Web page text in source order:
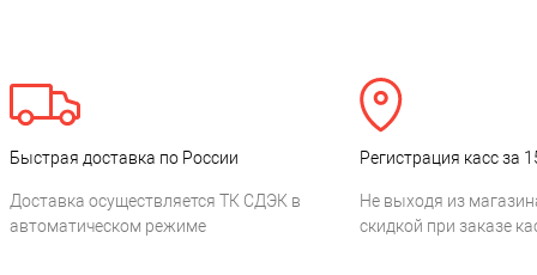
Быстрая доставка по России
Доставка осуществляется ТК СДЭК в
автоматическом режиме
Регистрация касс за
Не выходя из
скидкой при заказе